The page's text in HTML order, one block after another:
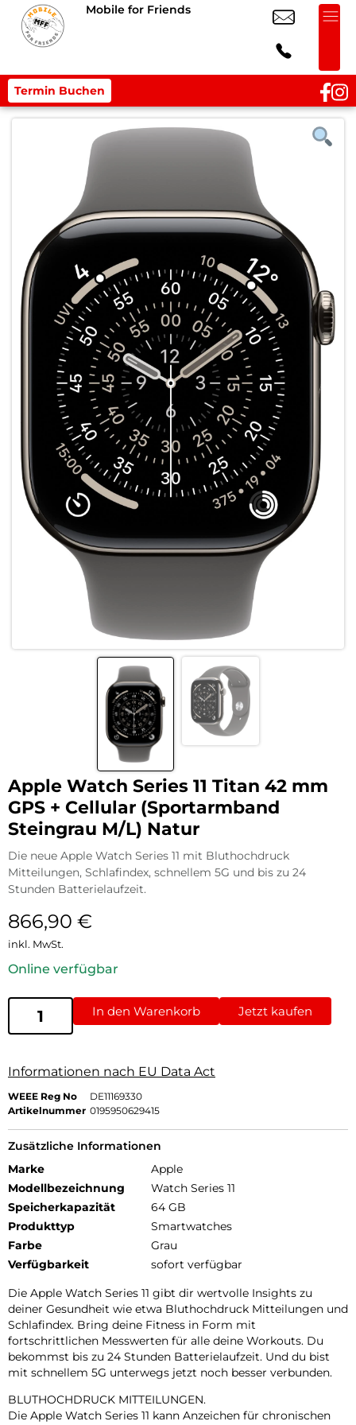
Mobile for Friends
Termin Buchen
Apple Watch Series 11 Titan 42 mm
GPS + Cellular (Sportarmband
Steingrau M/L) Natur
Die neue Apple Watch Series 11 mit Bluthochdruck
Mitteilungen, Schlafindex, schnellem 5G und bis zu 24
Stunden Batterielaufzeit.
866,90 €
inkl. MwSt.
Online verfügbar
In den Warenkorb Jetzt kaufen
Informationen nach EU Data Act
WEEE Reg No
DE11169330
Artikelnummer 0195950629415
Zusätzliche Informationen
Marke
Apple
Modellbezeichnung
Watch Series 11
Speicherkapazität
64 GB
Produkttyp
Smartwatches
Farbe
Grau
Verfügbarkeit
sofort verfügbar
Die Apple Watch Series 11 gibt dir wertvolle Insights zu
deiner Gesundheit wie etwa Bluthochdruck Mitteilungen und
Schlafindex. Bring deine Fitness in Form mit
fortschrittlichen Messwerten für alle deine Workouts. Du
bekommst bis zu 24 Stunden Batterielaufzeit. Und du bist
mit schnellem 5G unterwegs jetzt noch besser verbunden.
BLUTHOCHDRUCK MITTEILUNGEN.
Die Apple Watch Series 11 kann Anzeichen für chronischen